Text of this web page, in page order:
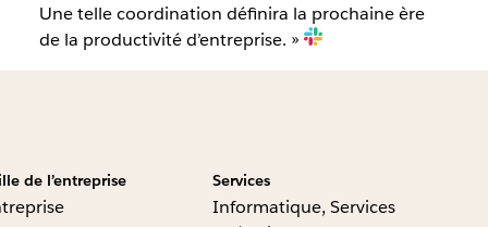
Une telle coordination définira la prochaine ère
de la productivité d’entreprise. »
de l’entreprise Services
Informatique, Services